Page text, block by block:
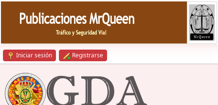
Iniciar sesión Registrarse